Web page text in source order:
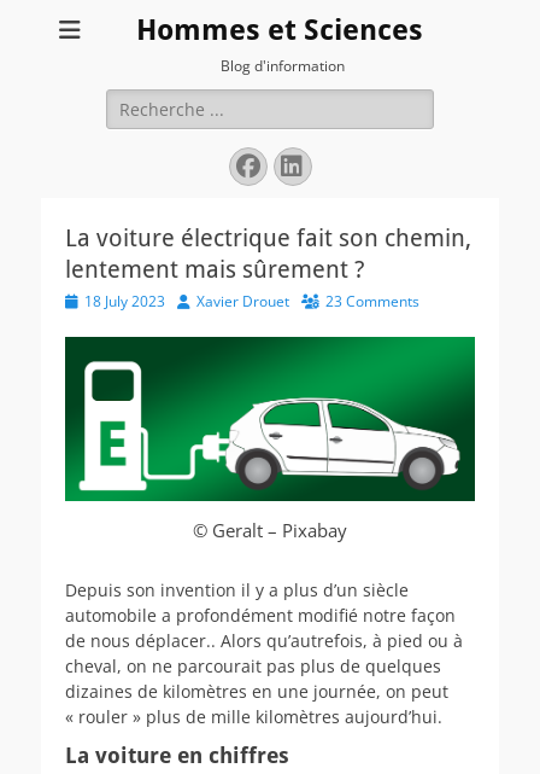
Hommes et Sciences
Blog d'information
Search
for:
Facebook
LinkedIn
La voiture électrique fait son chemin,
lentement mais sûrement ?
Posted18 July 2023 AuthorXavier Drouet 23 Comments
© Geralt – Pixabay
Depuis son invention il y a plus d’un siècle
automobile a profondément modifié notre façon
de nous déplacer.. Alors qu’autrefois, à pied ou à
cheval, on ne parcourait pas plus de quelques
dizaines de kilomètres en une journée, on peut
« rouler » plus de mille kilomètres aujourd’hui.
La voiture en chiffres